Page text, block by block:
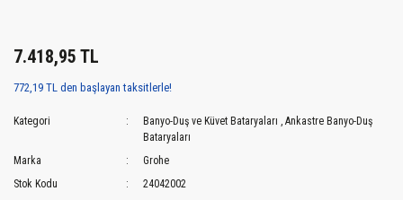
7.418,95 TL
772,19 TL den başlayan taksitlerle!
Kategori Banyo-Duş ve Küvet Bataryaları ,Ankastre Banyo-Duş
Bataryaları
Marka
Grohe
Stok Kodu
24042002